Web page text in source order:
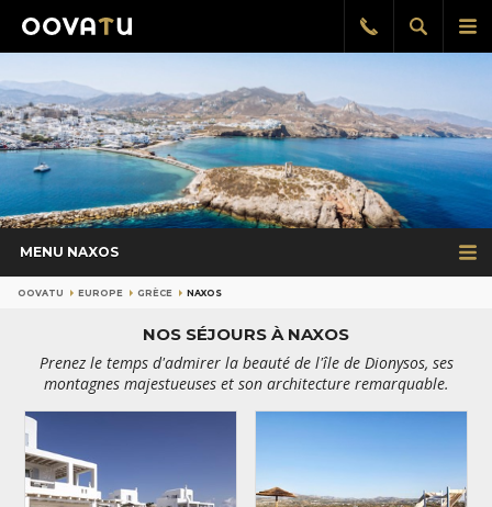
le
Afficher
la
Rappel
gratuit
MENU NAXOS
OOVATU EUROPE GRÈCE NAXOS
NOS SÉJOURS À NAXOS
Prenez le temps d'admirer la beauté de l'île de Dionysos, ses
montagnes majestueuses et son architecture remarquable.